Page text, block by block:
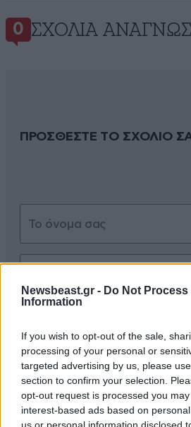
Newsbeast.gr - Do Not Process
Information
If you wish to opt-out of the sale,
processing of your personal or
targeted advertising by us, please
section to confirm your selection.
opt-out request is processed you
interest-based ads based on
us or personal information disclosed
0 ΣΧΌΛΙΑ
ΠΡΟΣΘΕΣΤΕ ΤΟ ΣΧΟΛΙΟ
Xαρακτήρες: 0/1000
Διαβάστε και ακολουθήστε τους